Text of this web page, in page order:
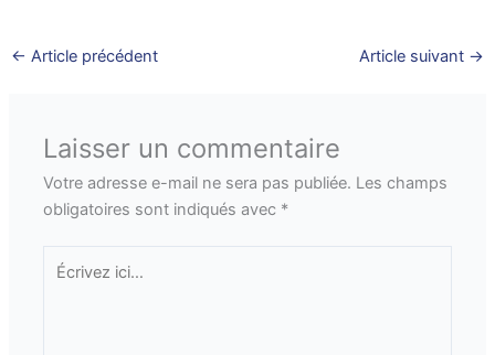
← Article précédent Article suivant →
Laisser un commentaire
Votre adresse e-mail ne sera pas publiée. Les champs
obligatoires sont indiqués avec *
Écrivez